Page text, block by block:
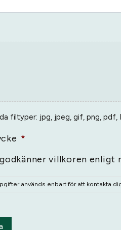
filtyper: jpg, jpeg, gif, png, pdf,
*
villkoren enligt
används enbart för att kontakta